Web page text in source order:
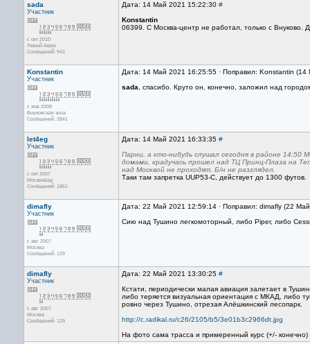
sada
Участник
с окт 2010
Левый берег
Сообщений: 942
Дата: 14 Май 2021 15:22:30 #
Konstantin
06399. C Москва-центр не работал, только с
Konstantin
Участник
с янв 2008
Внуковская зона
Сообщений: 2841
Дата: 14 Май 2021 16:25:55 · Поправил: Konstantin
sada , спасибо. Круто он, конечно, заложил над
let4eg
Участник
с окт 2007
Москвабад
Сообщений: 1861
Дата: 14 Май 2021 16:33:35 #
Парни, а кто-нибудь слушал сегодня в районе 14:50
домами, крадучась прошел над ТЦ Принц-Плаза на
над Москвой не проходят. Б/н не разглядел.
Таки там запретка UUP53-С, действует до 1300 футов.
dimafly
Участник
с авг 2007
Москва
Сообщений: 129
Дата: 22 Май 2021 12:59:14 · Поправил: dimafly (22
Сию над Тушино легкомоторный, либо Piper, либо
dimafly
Участник
с авг 2007
Москва
Сообщений: 129
Дата: 22 Май 2021 13:30:25 #
Кстати, периодически малая авиация залетает в
либо теряется визуальная ориентация с МКАД, либо
ровно через Тушино, отрезая Алёшкинский лесопарк.
http://c.radikal.ru/c26/2105/b5/3e01b3c2966dt.jpg
На фото сама трасса и примеренный курс (+/-